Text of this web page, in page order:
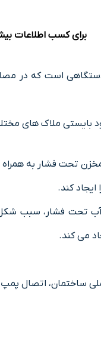
برای کسب اطلاعات
است که در
ملاک های
مخزن تحت فشار به
کند.
آب تحت فشار، سبب
می کند.
ساختمان، اتصال